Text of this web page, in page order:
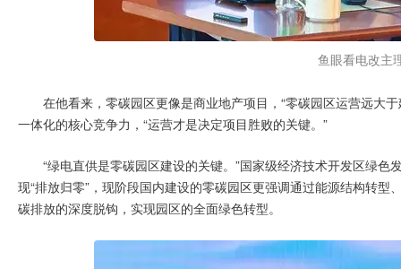
鱼眼看电改主
在他看来，零碳园区更像是商业地产项目，“零碳园区运营远大
一体化的核心竞争力，“运营才是决定项目胜败的关键。”
“绿电直供是零碳园区建设的关键。”国家级经济技术开发区绿
现“排放归零”，现阶段国内建设的零碳园区更强调通过能源结构转
碳排放的深度脱钩，实现园区的全面绿色转型。